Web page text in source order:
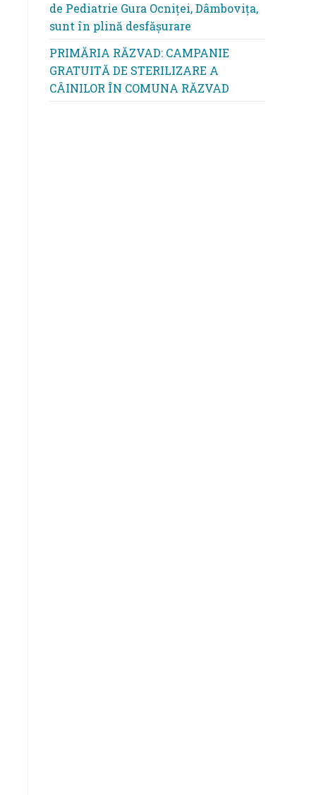
de Pediatrie Gura Ocniței, Dâmbovița,
sunt în plină desfășurare
PRIMĂRIA RĂZVAD: CAMPANIE
GRATUITĂ DE STERILIZARE A
CÂINILOR ÎN COMUNA RĂZVAD